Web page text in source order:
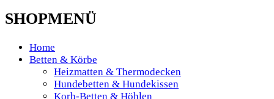
SHOPMENÜ
Home
Betten & Körbe
Heizmatten & Thermodecken
Hundebetten & Hundekissen
Korb-Betten & Höhlen